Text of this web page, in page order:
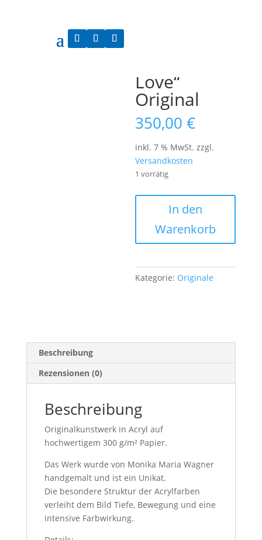
Originale / „Tree of Love“ Original
Love“
Original
350,00€
inkl. 7 % MwSt. zzgl.
Versandkosten
1 vorrätig
Love"
Original
In den
Warenkorb
Kategorie: Originale
Beschreibung
Rezensionen (0)
Beschreibung
Originalkunstwerk in Acryl auf
hochwertigem 300 g/m² Papier.
Das Werk wurde von Monika Maria Wagner
handgemalt und ist ein Unikat.
Die besondere Struktur der Acrylfarben
verleiht dem Bild Tiefe, Bewegung und eine
intensive Farbwirkung.